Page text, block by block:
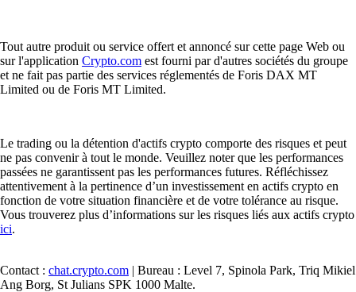
Tout autre produit ou service offert et annoncé sur cette page Web ou
sur l'application Crypto.com est fourni par d'autres sociétés du groupe
et ne fait pas partie des services réglementés de Foris DAX MT
Limited ou de Foris MT Limited.
Le trading ou la détention d'actifs crypto comporte des risques et peut
ne pas convenir à tout le monde. Veuillez noter que les performances
passées ne garantissent pas les performances futures. Réfléchissez
attentivement à la pertinence d’un investissement en actifs crypto en
fonction de votre situation financière et de votre tolérance au risque.
Vous trouverez plus d’informations sur les risques liés aux actifs crypto
ici.
Contact : chat.crypto.com | Bureau : Level 7, Spinola Park, Triq Mikiel
Ang Borg, St Julians SPK 1000 Malte.